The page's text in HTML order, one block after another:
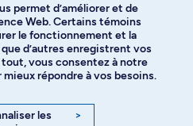
Instagram
YouTube
permet d’améliorer et de
Web. Certains témoins
le fonctionnement et la
d’autres enregistrent vos
vous consentez à notre
répondre à vos besoins.
les
>